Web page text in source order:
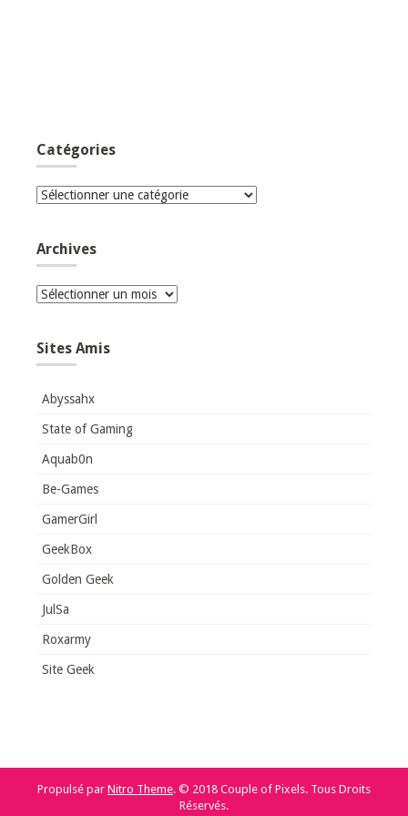
Catégories
Catégories
Archives
Archives
Sites Amis
Abyssahx
State of Gaming
Aquab0n
Be-Games
GamerGirl
GeekBox
Golden Geek
JulSa
Roxarmy
Site Geek
Propulsé par Nitro Theme. © 2018 Couple of Pixels. Tous Droits
Réservés.